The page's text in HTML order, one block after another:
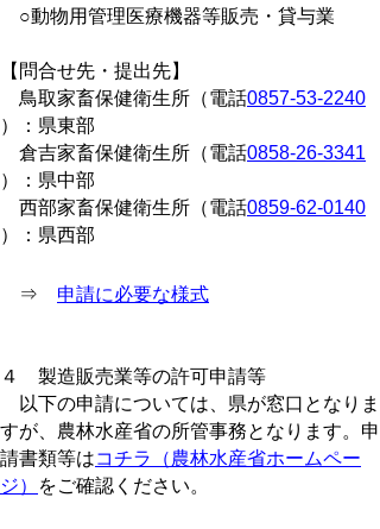
○動物用管理医療機器等販売・貸与業
【問合せ先・提出先】
鳥取家畜保健衛生所（電話0857-53-2240
）：県東部
倉吉家畜保健衛生所（電話0858-26-3341
）：県中部
西部家畜保健衛生所（電話0859-62-0140
）：県西部
⇒ 申請に必要な様式
４ 製造販売業等の許可申請等
以下の申請については、県が窓口となりま
すが、農林水産省の所管事務となります。申
請書類等はコチラ（農林水産省ホームペー
ジ）
をご確認ください。